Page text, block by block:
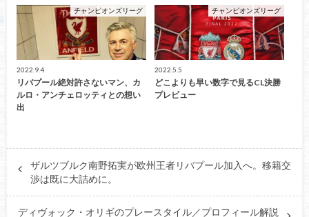
チャンピオンズリーグ
2022.9.4
リバプール絶対許さないマン、カ
ルロ・アンチェロッティとの想い
出
チャンピオンズリーグ
2022.5.5
どこよりも早い数字で見るCL決勝
プレビュー
ザルツブルク南野拓実が欧州王者リバプール加入へ。移籍交
渉は既に大詰めに。
ディヴォック・オリギのプレースタイル／プロフィール解説